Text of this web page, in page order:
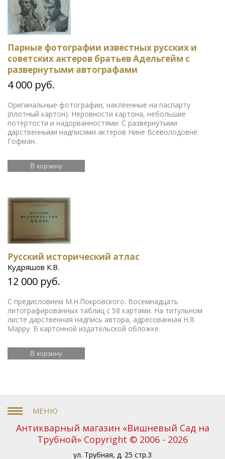
Парные фотографии известных русских и
советских актеров братьев Адельгейм с
развернутыми автографами
4 000 руб.
Оригинальные фотографии, наклеенные на паспарту
(плотный картон). Неровности картона, небольшие
потертости и надорванностями. С развернутыми
дарственными надписями актеров Нине Всеволодовне
Гофман.
В корзину
Русский исторический атлас
Кудряшов К.В.
12 000 руб.
С предисловием М.Н.Покровского. Восемнадцать
литографированных таблиц с 58 картами. На титульном
листе дарственная надпись автора, адресованная Н.Я.
Марру. В картонной издательской обложке.
В корзину
Антикварный магазин «Вишневый Сад на
Трубной» Copyright © 2006 - 2026
ул. Трубная, д. 25 стр.3